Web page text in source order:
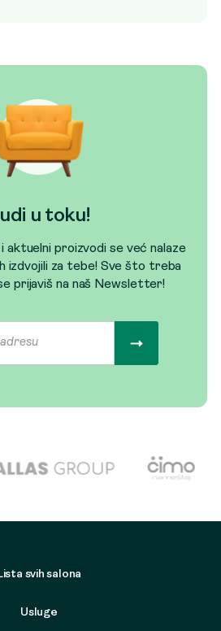
u toku!
i aktuelni proizvodi se već nalaze
izdvojili za tebe! Sve što treba
prijaviš na naš Newsletter!
svih salona
Usluge